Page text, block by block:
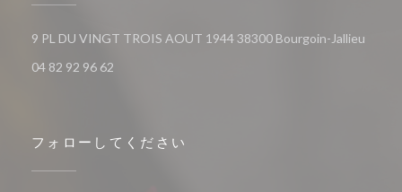
9 PL DU VINGT TROIS AOUT 1944 38300 Bourgoin-Jallieu
04 82 92 96 62
フォローしてください